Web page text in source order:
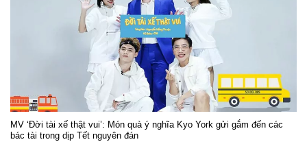
MV ‘Đời tài xế thật vui’: Món quà ý nghĩa Kyo York gửi gắm đến các
bác tài trong dịp Tết nguyên đán